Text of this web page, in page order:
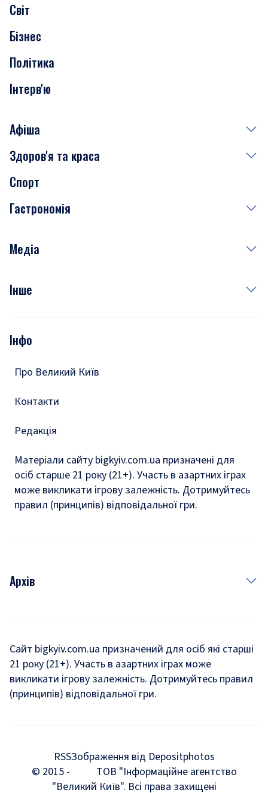
Нерухомість
Транспорт
Світ
Бізнес
Політика
Інтерв'ю
Афіша
Сьогодні
Завтра
Субота
Здоров'я та краса
Медицина
Краса
Спорт
Гастрономія
Рецепти
Медіа
Фото
Подкасти
Інше
Тести
Інфо
Про Великий Київ
Контакти
Редакція
Матеріали сайту bigkyiv.com.ua призначені для
осіб старше 21 року (21+). Участь в азартних іграх
може викликати ігрову залежність. Дотримуйтесь
правил (принципів) відповідальної гри.
Архів
Комуналка
Хроніки війни
Мегаполіс
Київщина
Сайт bigkyiv.com.ua призначений для осіб які старші
21 року (21+). Участь в азартних іграх може
викликати ігрову залежність. Дотримуйтесь правил
(принципів) відповідальної гри.
RSSЗображення від Depositphotos
© 2015 -
ТОВ "Інформаційне агентство
"Великий Київ". Всі права захищені